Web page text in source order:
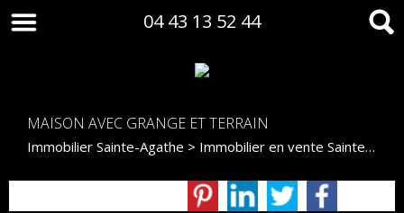
04 43 13 52 44
MAISON AVEC GRANGE ET TERRAIN
Immobilier Sainte-Agathe > Immobilier en vente Sainte-Agathe